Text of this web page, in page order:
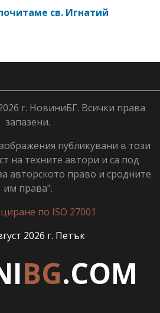
св. Игнатий
г. НовиниБГ. Всички права
запазени.
публикувани в този
на техните автори и са под
авторското право и сродните
им права".
по ISO 27001
2026 г. Петък
BG.COM